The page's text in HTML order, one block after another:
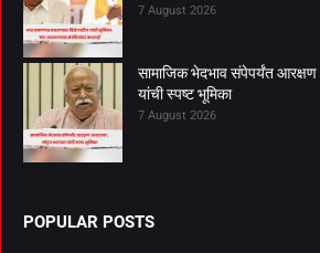
7 August 2026
सामाजिक भेदभाव संपेपर्यंत
यांची स्पष्ट भूमिका
7 August 2026
POPULAR POSTS